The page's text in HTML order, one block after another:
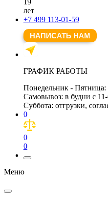
лет
+7 499 113-01-59
НАПИСАТЬ НАМ
ГРАФИК РАБОТЫ
Понедельник - Пятница:
Самовывоз: в будни с
Суббота: отгрузки,
0
0
0
Меню